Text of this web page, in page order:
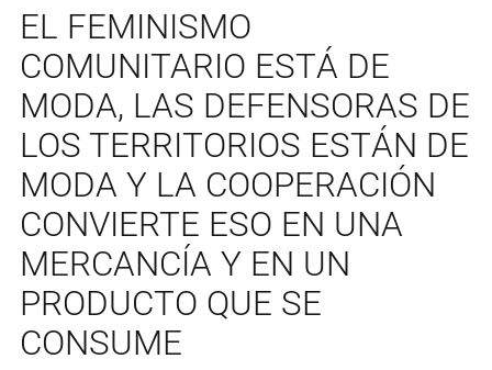
EL FEMINISMO
COMUNITARIO ESTÁ DE
MODA, LAS DEFENSORAS DE
LOS TERRITORIOS ESTÁN DE
MODA Y LA COOPERACIÓN
CONVIERTE ESO EN UNA
MERCANCÍA Y EN UN
PRODUCTO QUE SE
CONSUME